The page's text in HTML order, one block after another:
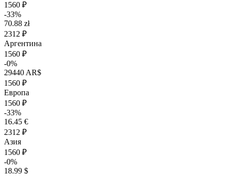
1560 ₽
-33%
70.88 zł
2312 ₽
Аргентина
1560 ₽
-0%
29440 AR$
1560 ₽
Европа
1560 ₽
-33%
16.45 €
2312 ₽
Азия
1560 ₽
-0%
18.99 $